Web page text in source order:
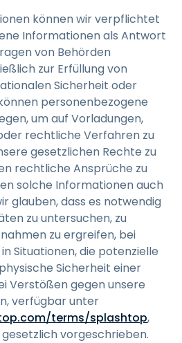
können wir verpflichtet
Informationen als Antwort
von Behörden
zur Erfüllung von
Sicherheit oder
personenbezogene
um auf Vorladungen,
rechtliche Verfahren zu
gesetzlichen Rechte zu
rechtliche Ansprüche zu
solche Informationen auch
glauben, dass es notwendig
zu untersuchen, zu
zu ergreifen, bei
Situationen, die potenzielle
Sicherheit einer
Verstößen gegen unsere
verfügbar unter
terms/splashtop,
vorgeschrieben.